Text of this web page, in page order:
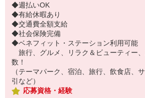
◆週払いOK
◆有給休暇あり
◆交通費全額支給
◆社会保険完備
◆ベネフィット・ステーション利用可能
旅行、グルメ、リラク＆ビューティー
数！
（テーマパーク、宿泊、旅行、飲食店、
引など）
応募資格・経験